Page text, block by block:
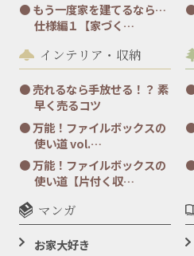
もう一度家を建てるなら…
仕様編１【家づく…
インテリア・収納
売れるなら手放せる！？ 素
早く売るコツ
万能！ファイルボックスの
使い道 vol.…
万能！ファイルボックスの
使い道【片付く収…
マンガ
お家大好き